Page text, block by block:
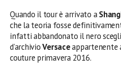
Quando il tour è arrivato a
che la teoria fosse
infatti abbandonato il nero
d’archivioVersaceappartenente
couture primavera 2016.